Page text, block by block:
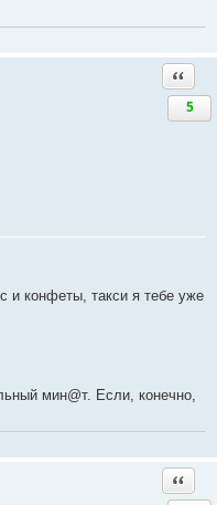
5
и конфеты, такси я тебе уже
мин@т. Если, конечно,